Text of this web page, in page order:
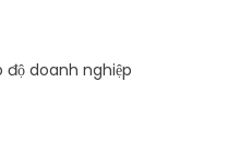
độ doanh nghiệp